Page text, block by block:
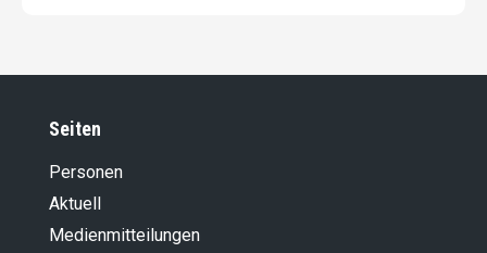
Seiten
Personen
Aktuell
Medienmitteilungen